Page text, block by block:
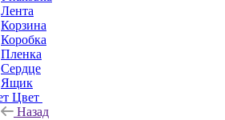
Лента
Корзина
Коробка
Пленка
Сердце
Ящик
Цвет
Назад